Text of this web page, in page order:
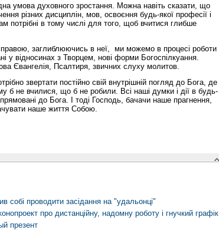
умова духовного зростання. Можна навіть сказати, що
різних дисциплін, мов, освоєння будь-якої професії і
потрібні в тому числі для того, щоб вчитися глибше
заглиблюючись в неї, ми можемо в процесі роботи
у відносинах з Творцем, нові форми Богоспілкуання.
Євангелія, Псалтиря, звичних слуху молитов.
звертати постійно свій внутрішній погляд до Бога, де
б не вчилися, що б не робили. Всі наші думки і дії в будь-
до Бога. І тоді Господь, бачачи наше прагнення,
наше життя Собою.
собі проводити засідання на "удальонці"
про дистанційну, надомну роботу і гнучкий графік
презент